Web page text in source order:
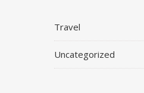
Travel
Uncategorized